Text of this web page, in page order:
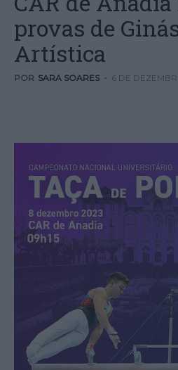
provas de
Artística
POR SARA SOARES - 6 DE